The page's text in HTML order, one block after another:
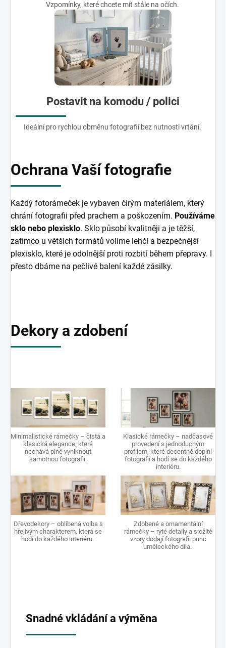
Vzpomínky, které chcete mít stále na očích.
Postavit na komodu / polici
Ideální pro rychlou obměnu fotografií bez nutnosti vrtání.
Ochrana Vaší fotografie
Každý fotorámeček je vybaven čirým materiálem, který
chrání fotografii před prachem a poškozením. Používáme
sklo nebo plexisklo. Sklo působí kvalitněji a je těžší,
zatímco u větších formátů volíme lehčí a bezpečnější
plexisklo, které je odolnější proti rozbití během přepravy. I
přesto dbáme na pečlivé balení každé zásilky.
Dekory a zdobení
Minimalistické rámečky – čistá a
klasická elegance, která
nechává plně vyniknout
samotnou fotografii.
Klasické rámečky – nadčasové
provedení s jednoduchým
profilem, které decentně doplní
fotografii a hodí se do každého
interiéru.
Dřevodekory – oblíbená volba s
hřejivým charakterem, která se
hodí do každého interiéru.
Zdobené a ornamentální
rámečky – ryté detaily a složité
vzory dodají fotografii punc
uměleckého díla.
Snadné vkládání a výměna